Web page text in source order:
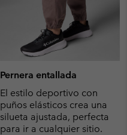
Pernera entallada
El estilo deportivo con
puños elásticos crea una
silueta ajustada, perfecta
para ir a cualquier sitio.